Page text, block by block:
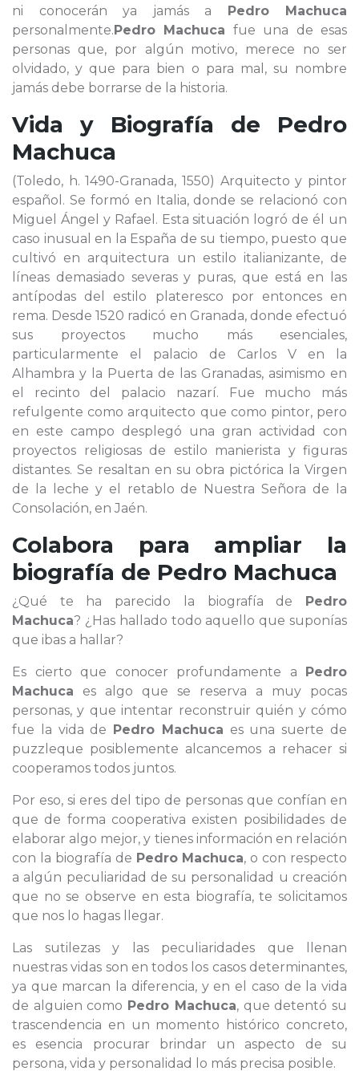
ni conocerán ya jamás a Pedro Machuca
personalmente.Pedro Machuca fue una de esas
personas que, por algún motivo, merece no ser
olvidado, y que para bien o para mal, su nombre
jamás debe borrarse de la historia.
Vida y Biografía de Pedro
Machuca
(Toledo, h. 1490-Granada, 1550) Arquitecto y pintor
español. Se formó en Italia, donde se relacionó con
Miguel Ángel y Rafael. Esta situación logró de él un
caso inusual en la España de su tiempo, puesto que
cultivó en arquitectura un estilo italianizante, de
líneas demasiado severas y puras, que está en las
antípodas del estilo plateresco por entonces en
rema. Desde 1520 radicó en Granada, donde efectuó
sus proyectos mucho más esenciales,
particularmente el palacio de Carlos V en la
Alhambra y la Puerta de las Granadas, asimismo en
el recinto del palacio nazarí. Fue mucho más
refulgente como arquitecto que como pintor, pero
en este campo desplegó una gran actividad con
proyectos religiosas de estilo manierista y figuras
distantes. Se resaltan en su obra pictórica la Virgen
de la leche y el retablo de Nuestra Señora de la
Consolación, en Jaén.
Colabora para ampliar la
biografía de Pedro Machuca
¿Qué te ha parecido la biografía de Pedro
Machuca? ¿Has hallado todo aquello que suponías
que ibas a hallar?
Es cierto que conocer profundamente a Pedro
Machuca es algo que se reserva a muy pocas
personas, y que intentar reconstruir quién y cómo
fue la vida de Pedro Machuca es una suerte de
puzzleque posiblemente alcancemos a rehacer si
cooperamos todos juntos.
Por eso, si eres del tipo de personas que confían en
que de forma cooperativa existen posibilidades de
elaborar algo mejor, y tienes información en relación
con la biografía de Pedro Machuca, o con respecto
a algún peculiaridad de su personalidad u creación
que no se observe en esta biografía, te solicitamos
que nos lo hagas llegar.
Las sutilezas y las peculiaridades que llenan
nuestras vidas son en todos los casos determinantes,
ya que marcan la diferencia, y en el caso de la vida
de alguien como Pedro Machuca, que detentó su
trascendencia en un momento histórico concreto,
es esencia procurar brindar un aspecto de su
persona, vida y personalidad lo más precisa posible.